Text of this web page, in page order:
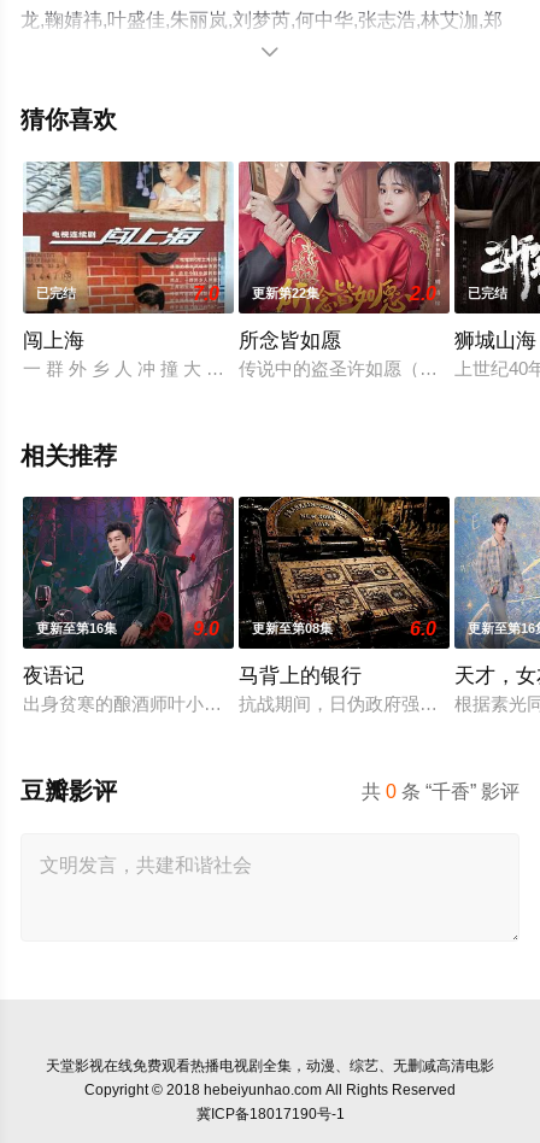
龙,鞠婧祎,叶盛佳,朱丽岚,刘梦芮,何中华,张志浩,林艾泇,郑
合惠子,赵华为,梁咏妮,傅方俊等演员精彩演绎的中国大陆电
费观看高清未删减完整版电视剧全集就上天堂电影网，更
了解。

猜你喜欢
已完结 7.0
闯上海
一 群 外 乡 人 冲 撞 大 上 海 的 生 存 壁 垒 ， 努 力 贴 近 社 会
更新第22集 2.0
所念皆如愿
传说中的盗圣许如愿（徐紫茵 饰）
已完结
狮城山海
上世纪
相关推荐
更新至第16集 9.0
夜语记
出身贫寒的酿酒师叶小唯遭遇爱人程桉、恩师林晚媚的双重背
更新至第08集 6.0
马背上的银行
抗战期间，日伪政府强行推广、使用
更新至第16
天才，
根据素光
共0 条 “千香” 影评
豆瓣影评
天堂影视在线免费观看热播电视剧全集，动漫、综艺、无删减高清电影
Copyright © 2018 hebeiyunhao.com All Rights Reserved
冀ICP备18017190号-1